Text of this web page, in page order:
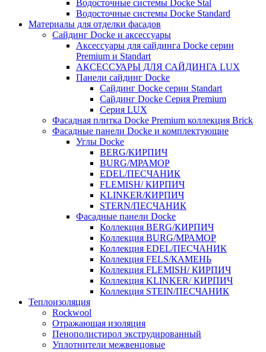
Водосточные системы Docke Stal
Водосточные системы Docke Standard
Материалы для отделки фасадов
Сайдинг Docke и аксессуары
Аксессуары для сайдинга Docke серии
Premium и Standart
АКСЕССУАРЫ ДЛЯ САЙДИНГА LUX
Панели сайдинг Docke
Cайдинг Docke серии Standart
Сайдинг Docke Серия Premium
Серия LUX
Фасадная плитка Docke Premium коллекция Brick
Фасадные панели Docke и комплектующие
Углы Docke
BERG/КИРПИЧ
BURG/МРАМОР
EDEL/ПЕСЧАНИК
FLEMISH/ КИРПИЧ
KLINKER/КИРПИЧ
STERN/ПЕСЧАНИК
Фасадные панели Docke
Коллекция BERG/КИРПИЧ
Коллекция BURG/МРАМОР
Коллекция EDEL/ПЕСЧАНИК
Коллекция FELS/КАМЕНЬ
Коллекция FLEMISH/ КИРПИЧ
Коллекция KLINKER/ КИРПИЧ
Коллекция STEIN/ПЕСЧАНИК
Теплоизоляция
Rockwool
Отражающая изоляция
Пенополистирол экструдированный
Уплотнители межвенцовые